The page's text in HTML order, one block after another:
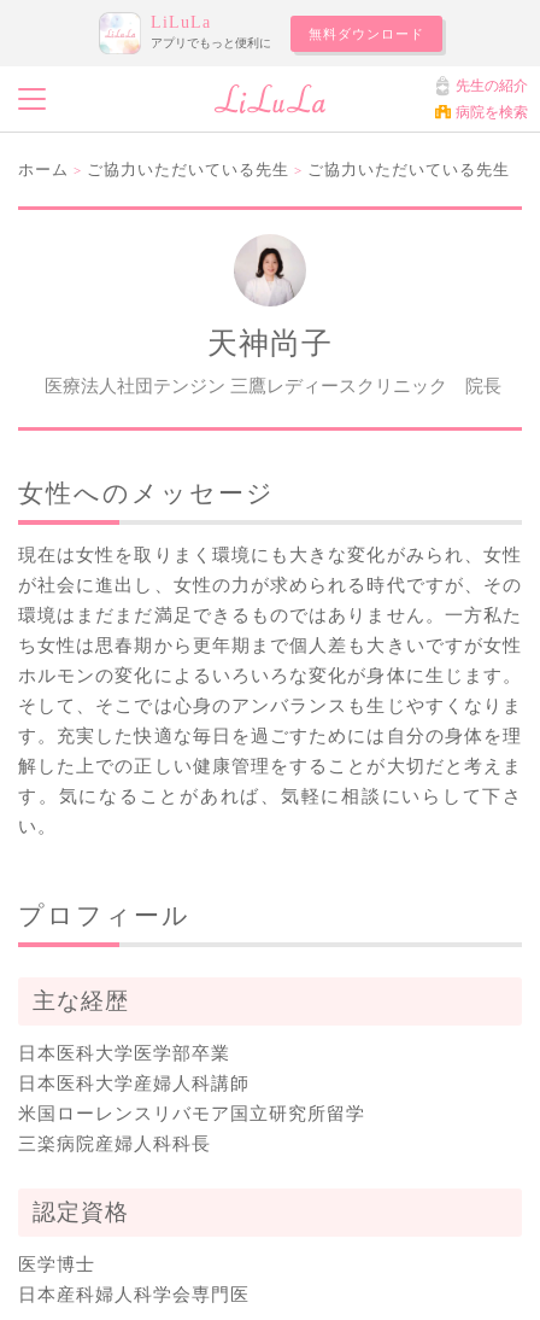
LiLuLa
アプリでもっと便利に
無料ダウンロード
先生の紹介
病院を検索
ホーム > ご協力いただいている先生 > ご協力いただいている先生
天神尚子
医療法人社団テンジン 三鷹レディースクリニック 院長
女性へのメッセージ
現在は女性を取りまく環境にも大きな変化がみられ、女性
が社会に進出し、女性の力が求められる時代ですが、その
環境はまだまだ満足できるものではありません。一方私た
ち女性は思春期から更年期まで個人差も大きいですが女性
ホルモンの変化によるいろいろな変化が身体に生じます。
そして、そこでは心身のアンバランスも生じやすくなりま
す。充実した快適な毎日を過ごすためには自分の身体を理
解した上での正しい健康管理をすることが大切だと考えま
す。気になることがあれば、気軽に相談にいらして下さ
い。
プロフィール
主な経歴
日本医科大学医学部卒業
日本医科大学産婦人科講師
米国ローレンスリバモア国立研究所留学
三楽病院産婦人科科長
認定資格
医学博士
日本産科婦人科学会専門医